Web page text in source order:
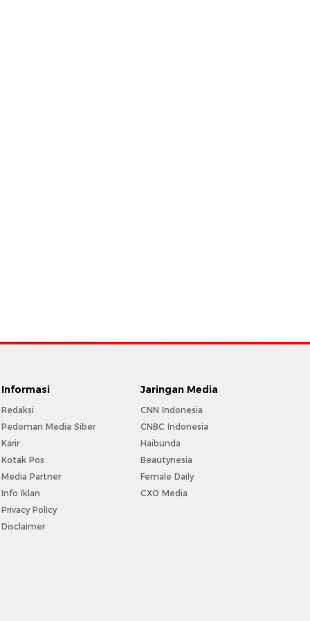
Informasi
Redaksi
Pedoman Media Siber
Karir
Kotak Pos
Media Partner
Info Iklan
Privacy Policy
Disclaimer
Jaringan Media
CNN Indonesia
CNBC Indonesia
Haibunda
Beautynesia
Female Daily
CXO Media